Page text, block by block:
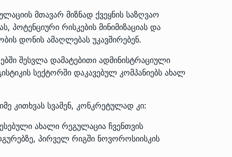
მთავარ მიზნად ქვეყნის საზღვაო
რისკების მინიმიზაციას და
დონის ამაღლებას უკავშირებენ.
შესვლა დამატებითი ადმინისტრაციული
სექტორში დაკავებულ კომპანიებს ახალ
კითხვას სვამენ, კონკრეტულად კი:
ახალი რეგულაცია ჩვენთვის
პირველ რიგში ნოვოროსიისკის